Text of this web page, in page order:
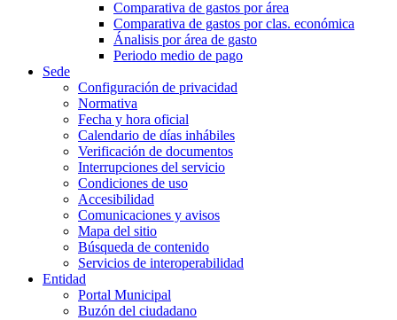
Comparativa de gastos por área
Comparativa de gastos por clas. económica
Ánalisis por área de gasto
Periodo medio de pago
Sede
Configuración de privacidad
Normativa
Fecha y hora oficial
Calendario de días inhábiles
Verificación de documentos
Interrupciones del servicio
Condiciones de uso
Accesibilidad
Comunicaciones y avisos
Mapa del sitio
Búsqueda de contenido
Servicios de interoperabilidad
Entidad
Portal Municipal
Buzón del ciudadano